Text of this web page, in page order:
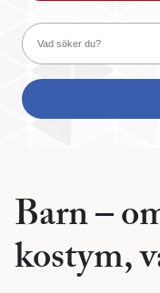
Barn –
kostym,